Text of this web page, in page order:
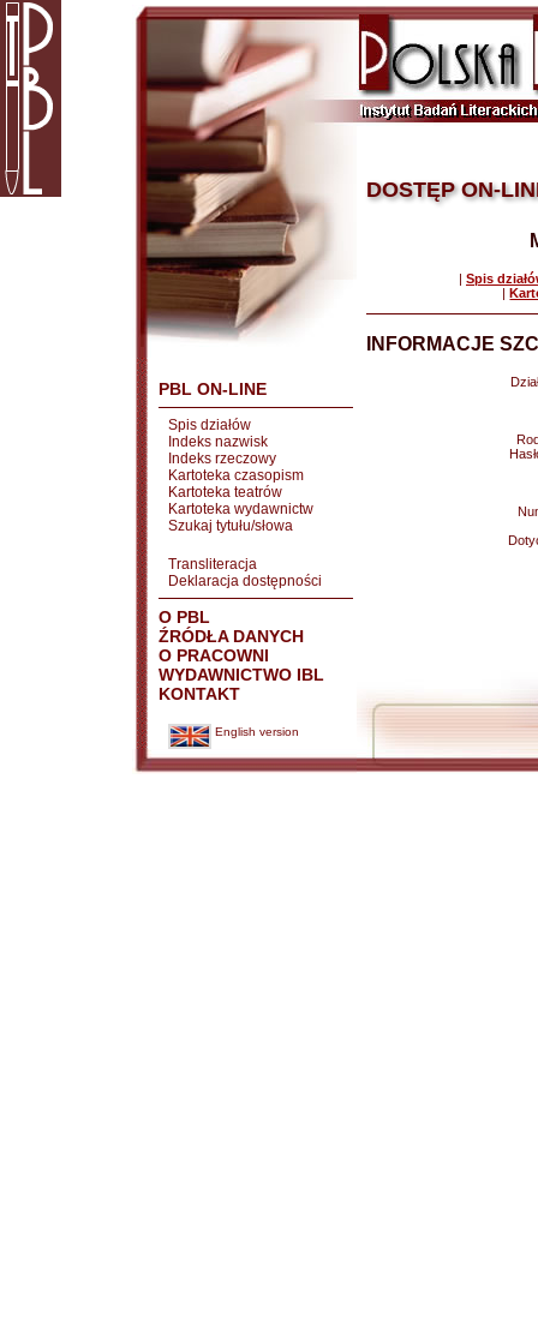
PBL ON-LINE
Spis działów
Indeks nazwisk
Indeks rzeczowy
Kartoteka czasopism
Kartoteka teatrów
Kartoteka wydawnictw
Szukaj tytułu/słowa
Transliteracja
Deklaracja dostępności
O PBL
ŹRÓDŁA DANYCH
O PRACOWNI
WYDAWNICTWO IBL
KONTAKT
English version
DOSTĘP ON-
| Spis
|
INFORMACJE